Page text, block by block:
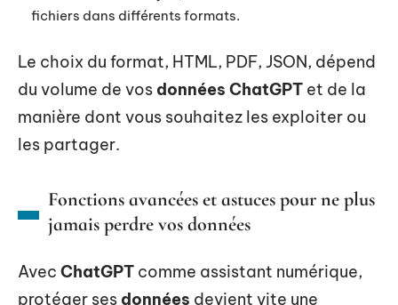
fichiers dans différents formats.
Le choix du format, HTML, PDF, JSON, dépend
du volume de vos données ChatGPT et de la
manière dont vous souhaitez les exploiter ou
les partager.
Fonctions avancées et astuces pour ne plus
jamais perdre vos données
Avec ChatGPT comme assistant numérique,
protéger ses données devient vite une